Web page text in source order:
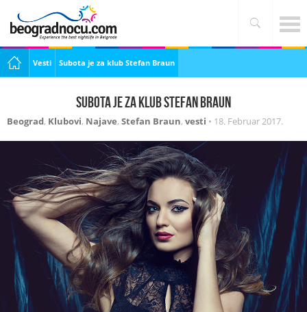
Vesti Subota je za klub Stefan Braun
Subota je za klub Stefan Braun
Beograd, Klubovi, Najave, Stefan Braun, vesti • 18. Februar 2017.